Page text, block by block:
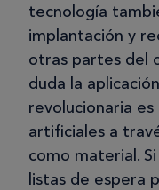
tecnología
implantación y
otras partes del
duda la
revolucionaria
artificiales a
como material.
listas de espera